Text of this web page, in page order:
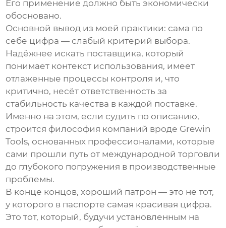
Его применение должно быть экономически
обосновано.
Основной вывод из моей практики: сама по
себе цифра — слабый критерий выбора.
Надёжнее искать поставщика, который
понимает контекст использования, имеет
отлаженные процессы контроля и, что
критично, несёт ответственность за
стабильность качества в каждой поставке.
Именно на этом, если судить по описанию,
строится философия компаний вроде Grewin
Tools, основанных профессионалами, которые
сами прошли путь от международной торговли
до глубокого погружения в производственные
проблемы.
В конце концов, хороший патрон — это не тот,
у которого в паспорте самая красивая цифра.
Это тот, который, будучи установленным на